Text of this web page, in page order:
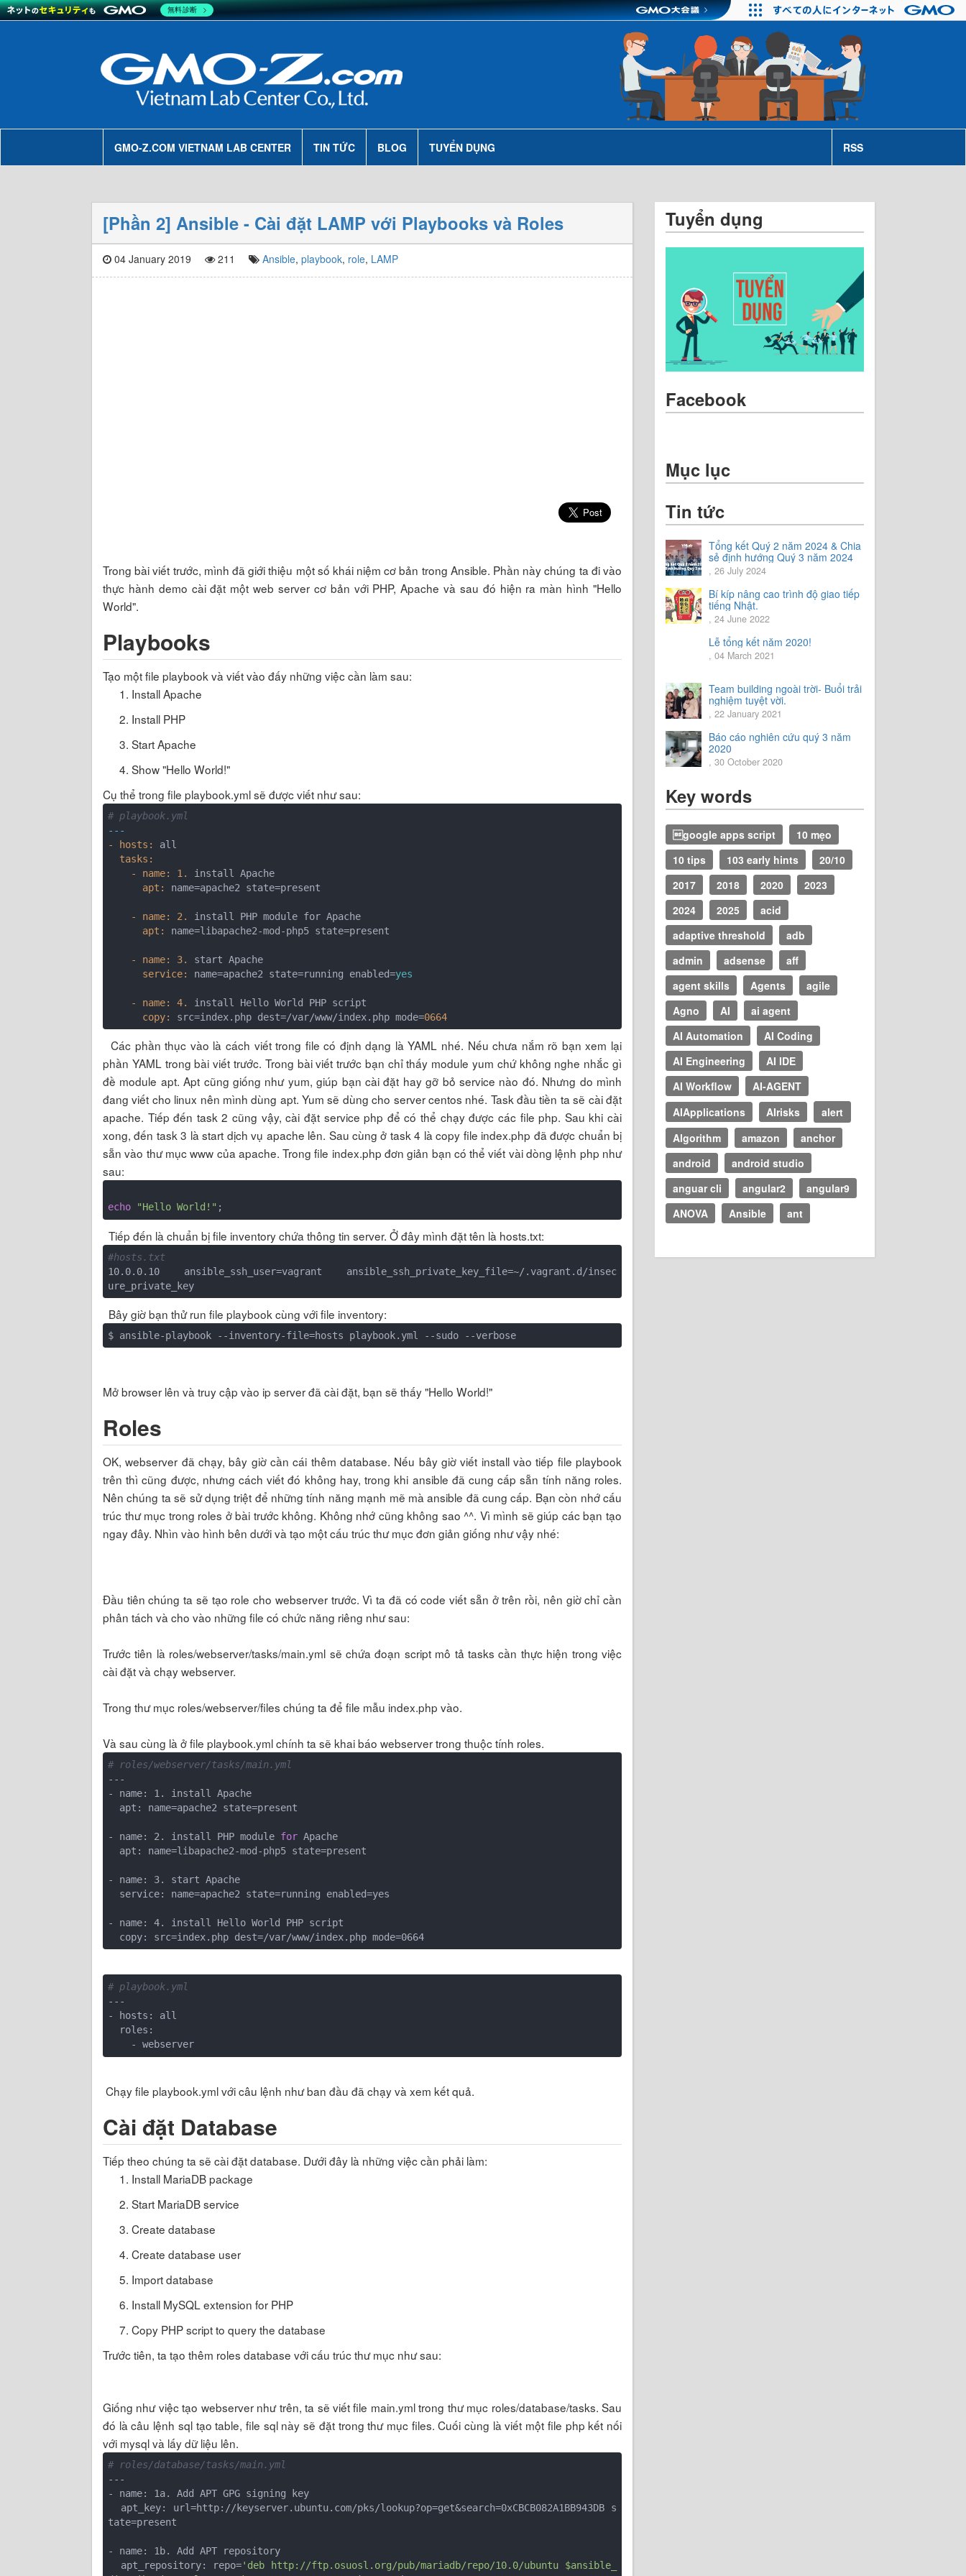
GMO-Z.COM VIETNAM LAB CENTER TIN TỨC BLOG TUYỂN DỤNG RSS
[Phần 2] Ansible - Cài đặt LAMP với Playbooks và Roles
04 January 2019 211 Ansible, playbook, role, LAMP
Trong bài viết trước, mình đã giới thiệu một số khái niệm cơ bản trong Ansible. Phần này chúng ta đi vào
thực hành demo cài đặt một web server cơ bản với PHP, Apache và sau đó hiện ra màn hình "Hello
World".
Playbooks
Tạo một file playbook và viết vào đấy những việc cần làm sau:
Install Apache
Install PHP
Start Apache
Show "Hello World!"
Cụ thể trong file playbook.yml sẽ được viết như sau:
# playbook.yml
---
- hosts:
  tasks:
    -
name: 1.
      apt:
name=apache2 state=present
    -
name: 2. install PHP module for
      apt:
name=libapache2-mod -php5 state=present
    -
name: 3.
      service:
name=apache2 state=running enabled=yes
    -
name: 4. install Hello World PHP script
copy: src=index.php dest=/var/www/index.php mode=0664
Các phần thục vào là cách viết trong file có định dạng là YAML nhé. Nếu chưa nắm rõ bạn xem lại
phần YAML trong bài viết trước. Trong bài viết trước bạn chỉ thấy module yum chứ không nghe nhắc gì
đề module apt. Apt cũng giống như yum, giúp bạn cài đặt hay gỡ bỏ service nào đó. Nhưng do mình
đang viết cho linux nên mình dùng apt. Yum sẽ dùng cho server centos nhé. Task đầu tiền ta sẽ cài đặt
apache. Tiếp đến task 2 cũng vậy, cài đặt service php để có thể chạy được các file php. Sau khi cài
xong, đến task 3 là start dịch vụ apache lên. Sau cùng ở task 4 là copy file index.php đã được chuẩn bị
sẵn vào thư mục www của apache. Trong file index.php đơn giản bạn có thể viết vài dòng lệnh php như
sau:
echo "Hello World!"
Tiếp đến là chuẩn bị file inventory chứa thông tin server. Ở đây mình đặt tên là hosts.txt:
#hosts.txt
10.0.0.10    ansible_ssh_user=vagrant    ansible_ssh_private_key_file=~/.vagrant.d/insec
Bây giờ bạn thử run file playbook cùng với file inventory:
Mở browser lên và truy cập vào ip server đã cài đặt, bạn sẽ thấy "Hello World!"
Roles
OK, webserver đã chạy, bây giờ cần cái thêm database. Nếu bây giờ viết install vào tiếp file playbook
trên thì cũng được, nhưng cách viết đó không hay, trong khi ansible đã cung cấp sẵn tính năng roles.
Nên chúng ta sẽ sử dụng triệt để những tính năng mạnh mẽ mà ansible đã cung cấp. Bạn còn nhớ cấu
trúc thư mục trong roles ở bài trước không. Không nhớ cũng không sao ^^. Vì mình sẽ giúp các bạn tạo
ngay đây. Nhìn vào hình bên dưới và tạo một cấu trúc thư mục đơn giản giống như vậy nhé:
Đầu tiên chúng ta sẽ tạo role cho webserver trước. Vì ta đã có code viết sẵn ở trên rồi, nên giờ chỉ cần
phân tách và cho vào những file có chức năng riêng như sau:
Trước tiên là roles/webserver/tasks/main.yml sẽ chứa đoạn script mô tả tasks cần thực hiện trong việc
cài đặt và chạy webserver.
Trong thư mục roles/webserver/files chúng ta để file mẫu index.php vào.
Và sau cùng là ở file playbook.yml chính ta sẽ khai báo webserver trong thuộc tính roles.
# roles/webserver/tasks/main.yml
---
- name: 1. install Apache
- name: 2. install PHP module for Apache
- name: 3. start Apache
- name: 4. install Hello World PHP script
# playbook.yml
---
- hosts: all
Chạy file playbook.yml với câu lệnh như ban đầu đã chạy và xem kết quả.
Cài đặt Database
Tiếp theo chúng ta sẽ cài đặt database. Dưới đây là những việc cần phải làm:
Install MariaDB package
Start MariaDB service
Create database
Create database user
Import database
Install MySQL extension for PHP
Copy PHP script to query the database
Trước tiên, ta tạo thêm roles database với cấu trúc thư mục như sau:
Giống như việc tạo webserver như trên, ta sẽ viết file main.yml trong thư mục roles/database/tasks. Sau
đó là câu lệnh sql tạo table, file sql này sẽ đặt trong thư mục files. Cuối cùng là viết một file php kết nối
với mysql và lấy dữ liệu lên.
# roles/database/tasks/main.yml
---
- name: 1a. Add APT GPG signing key
tate=present
- name: 1b. Add APT repository
  apt_repository: repo=
'deb http://ftp.osuosl.org/pub/mariadb/repo/10.0/ubuntu $ansible_
Tuyển dụng
Facebook
Mục lục
Tin tức
Tổng kết Quý 2 năm 2024 & Chia
sẻ định hướng Quý 3 năm 2024
, 26 July 2024
Bí kíp nâng cao trình độ giao tiếp
tiếng Nhật.
, 24 June 2022
Lễ tổng kết năm 2020!
, 04 March 2021
Team building ngoài trời- Buổi trải
nghiệm tuyệt vời.
, 22 January 2021
Báo cáo nghiên cứu quý 3 năm
2020
, 30 October 2020
Key words
google apps script
10 mẹo
10 tips
103 early hints
20/10
2017
2018 2020
2023
2024
2025
acid
adaptive threshold
adb
admin
adsense
aff
agent skills
Agents
agile
Agno
AI
ai agent
AI Automation
AI Coding
AI Engineering
AI IDE
AI Workflow
AI-AGENT
AIApplications
AIrisks
alert
Algorithm
amazon
anchor
android
android studio
anguar cli
angular2
angular9
ANOVA
Ansible ant
無料診断